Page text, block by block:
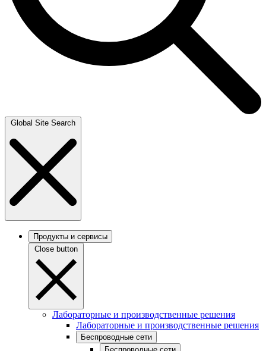
Global Site Search
Продукты и сервисы
Close button
Лабораторные и производственные решения
Лабораторные и производственные решения
Беспроводные сети